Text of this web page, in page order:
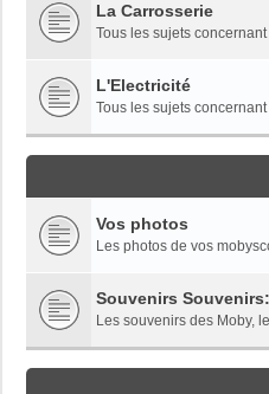
La Carrosserie
Tous les sujets
L'Electricité
Tous les sujets
Vos photos
Les photos de vos
Souvenirs
Les souvenirs des Moby,